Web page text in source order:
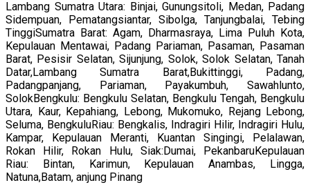
Lambang Sumatra Utara: Binjai, Gunungsitoli, Medan, Padang
Sidempuan, Pematangsiantar, Sibolga, Tanjungbalai, Tebing
TinggiSumatra Barat: Agam, Dharmasraya, Lima Puluh Kota,
Kepulauan Mentawai, Padang Pariaman, Pasaman, Pasaman
Barat, Pesisir Selatan, Sijunjung, Solok, Solok Selatan, Tanah
Datar,Lambang Sumatra Barat,Bukittinggi, Padang,
Padangpanjang, Pariaman, Payakumbuh, Sawahlunto,
SolokBengkulu: Bengkulu Selatan, Bengkulu Tengah, Bengkulu
Utara, Kaur, Kepahiang, Lebong, Mukomuko, Rejang Lebong,
Seluma, BengkuluRiau: Bengkalis, Indragiri Hilir, Indragiri Hulu,
Kampar, Kepulauan Meranti, Kuantan Singingi, Pelalawan,
Rokan Hilir, Rokan Hulu, Siak:Dumai, PekanbaruKepulauan
Riau: Bintan, Karimun, Kepulauan Anambas, Lingga,
Natuna,Batam, anjung Pinang